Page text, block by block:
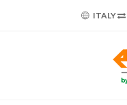
ITALY